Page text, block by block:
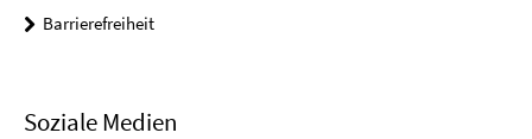
Barrierefreiheit
Soziale Medien